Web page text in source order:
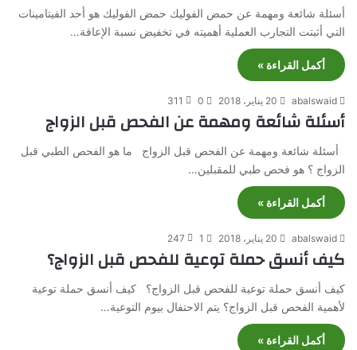
أسئلة شائعة ومهمة عن حمض الفوليك حمض الفوليك هو أحد الفيتامينات
التي أثبتت التجارب العملية أهميته في تخفيض نسبة الإعاقة…
أكمل القراءة »
abalswaid 20 يناير، 2018 0
311
أسئلة شائعة ومهمة عن الفحص قبل الزواج
أسئلة شائعة ومهمة عن الفحص قبل الزواج ما هو الفحص الطبي قبل
الزواج ؟ هو فحص طبي للمقبلين…
أكمل القراءة »
abalswaid 20 يناير، 2018 1
247
كيف أنسق حملة توعية للفحص قبل الزواج؟
كيف أنسق حملة توعية للفحص قبل الزواج؟ كيف أنسق حملة توعية
لأهمية الفحص قبل الزواج؟ يتم الاحتفال بيوم التوعية…
أكمل القراءة »